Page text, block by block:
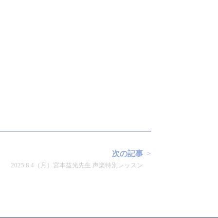
次の記事
2025.8.4（月）宮本益光先生 声楽特別レッスン